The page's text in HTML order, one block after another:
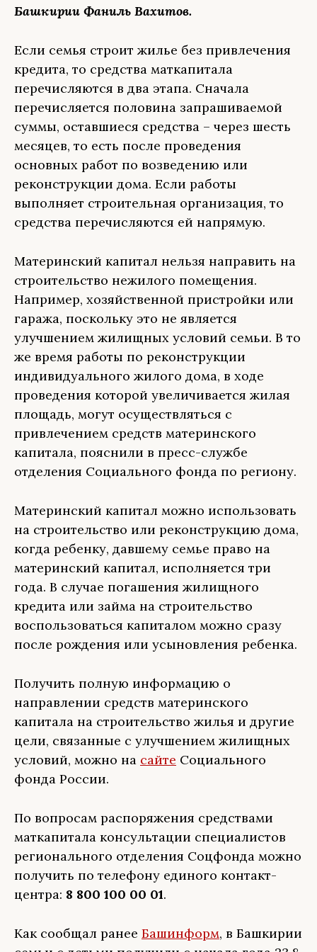
Башкирии Фаниль Вахитов.
Если семья строит жилье без привлечения
кредита, то средства маткапитала
перечисляются в два этапа. Сначала
перечисляется половина запрашиваемой
суммы, оставшиеся средства – через шесть
месяцев, то есть после проведения
основных работ по возведению или
реконструкции дома. Если работы
выполняет строительная организация, то
средства перечисляются ей напрямую.
Материнский капитал нельзя направить на
строительство нежилого помещения.
Например, хозяйственной пристройки или
гаража, поскольку это не является
улучшением жилищных условий семьи. В то
же время работы по реконструкции
индивидуального жилого дома, в ходе
проведения которой увеличивается жилая
площадь, могут осуществляться с
привлечением средств материнского
капитала, пояснили в пресс-службе
отделения Социального фонда по региону.
Материнский капитал можно использовать
на строительство или реконструкцию дома,
когда ребенку, давшему семье право на
материнский капитал, исполняется три
года. В случае погашения жилищного
кредита или займа на строительство
воспользоваться капиталом можно сразу
после рождения или усыновления ребенка.
Получить полную информацию о
направлении средств материнского
капитала на строительство жилья и другие
цели, связанные с улучшением жилищных
условий, можно на сайте Социального
фонда России.
По вопросам распоряжения средствами
маткапитала консультации специалистов
регионального отделения Соцфонда можно
получить по телефону единого контакт-
центра: 8 800 100 00 01.
Как сообщал ранее Башинформ, в Башкирии